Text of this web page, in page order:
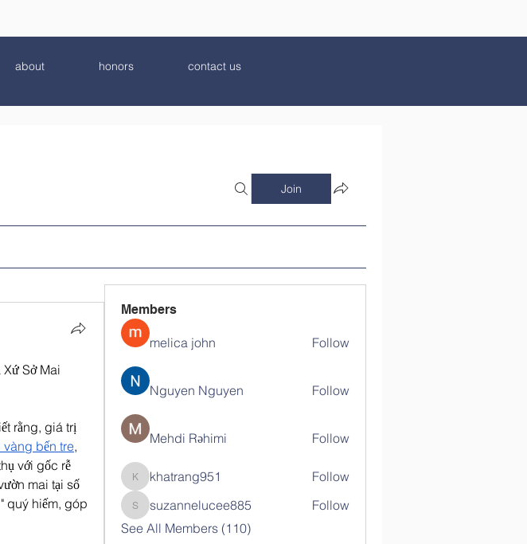
about honors contact us
Join
Sở Mai
rằng, giá trị
bến tre,
với gốc rễ
mai tại số
quý hiếm, góp
Members
melica john Follow
Nguyen Nguyen Follow
Mehdi Rəhimi Follow
khatrang951
khatrang951 Follow
suzannelucee885
suzannelucee885
Follow
See All Members (110)